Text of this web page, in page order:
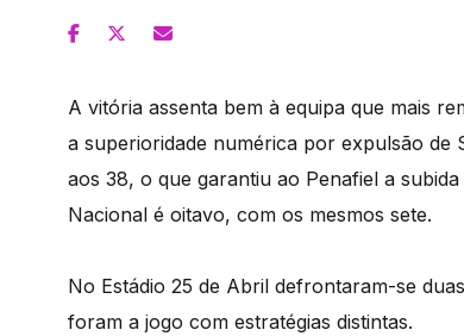
A vitória assenta bem à equipa que mais
a superioridade numérica por expulsão
aos 38, o que garantiu ao Penafiel a
Nacional é oitavo, com os mesmos sete.
No Estádio 25 de Abril defrontaram-se
foram a jogo com estratégias distintas.